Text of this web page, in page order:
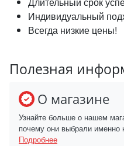
Индивидуальный
Всегда низкие цены!
Полезная
О магазине
Узнайте больше о нашем
почему они выбрали именно
Подробнее